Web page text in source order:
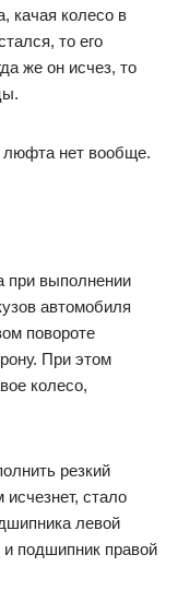
качая колесо в
то его
же он исчез, то
люфта нет вообще.
при выполнении
автомобиля
повороте
При этом
колесо,
резкий
стало
левой
подшипник правой